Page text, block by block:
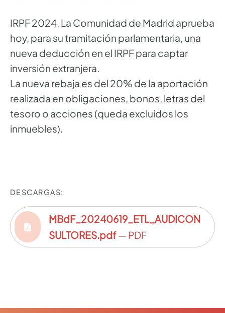
IRPF 2024. La Comunidad de Madrid aprueba
hoy, para su tramitación parlamentaria, una
nueva deducción en el IRPF para captar
inversión extranjera.
La nueva rebaja es del 20% de la aportación
realizada en obligaciones, bonos, letras del
tesoro o acciones (queda excluidos los
inmuebles).
DESCARGAS:
MBdF_20240619_ETL_AUDICON
SULTORES.pdf— PDF